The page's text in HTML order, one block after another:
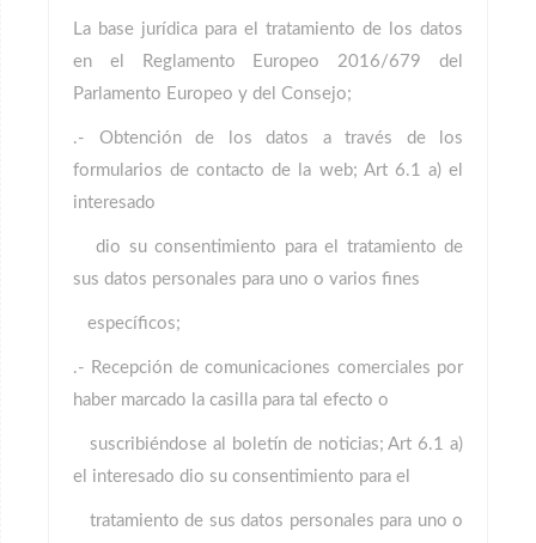
La base jurídica para el tratamiento de los datos
en el
Reglamento Europeo 2016/679 del
Parlamento Europeo y del Consejo;
.- Obtención de los datos a través de los
formularios de contacto de la web; Art 6.1 a) el
interesado
dio su consentimiento para el tratamiento de
sus datos personales para uno o varios fines
específicos;
.- Recepción de comunicaciones comerciales por
haber marcado la casilla para tal efecto o
suscribiéndose al boletín de noticias; Art 6.1 a)
el interesado dio su consentimiento para el
tratamiento de sus datos personales para uno o